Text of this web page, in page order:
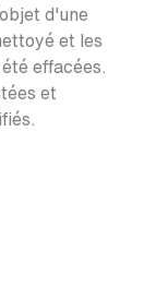
d'une
et les
effacées.
et